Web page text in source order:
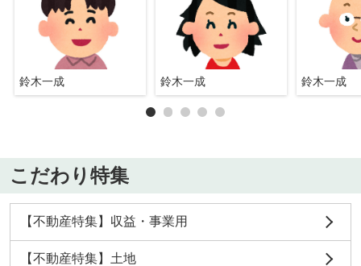
鈴木一成 鈴木一成 鈴木一成
こだわり特集
【不動産特集】収益・事業用
【不動産特集】土地